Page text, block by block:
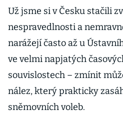
Už jsme si v Česku stačili
nespravedlnosti a
narážejí často až u
ve velmi napjatých
souvislostech – zmínit
nález, který prakticky
sněmovních voleb.